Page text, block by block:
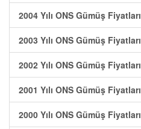
2004 Yılı ONS Gümüş Fiyatları
2003 Yılı ONS Gümüş Fiyatları
2002 Yılı ONS Gümüş Fiyatları
2001 Yılı ONS Gümüş Fiyatları
2000 Yılı ONS Gümüş Fiyatları